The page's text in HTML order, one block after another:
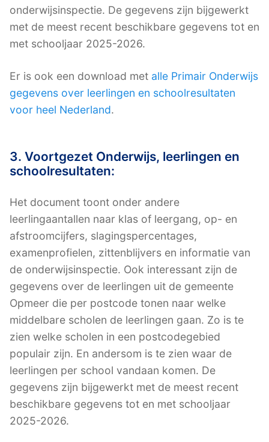
onderwijsinspectie. De gegevens zijn bijgewerkt
met de meest recent beschikbare gegevens tot en
met schooljaar 2025-2026.
Er is ook een download met alle Primair Onderwijs
gegevens over leerlingen en schoolresultaten
voor heel Nederland.
3. Voortgezet Onderwijs, leerlingen en
schoolresultaten:
Het document toont onder andere
leerlingaantallen naar klas of leergang, op- en
afstroomcijfers, slagingspercentages,
examenprofielen, zittenblijvers en informatie van
de onderwijsinspectie. Ook interessant zijn de
gegevens over de leerlingen uit de gemeente
Opmeer die per postcode tonen naar welke
middelbare scholen de leerlingen gaan. Zo is te
zien welke scholen in een postcodegebied
populair zijn. En andersom is te zien waar de
leerlingen per school vandaan komen. De
gegevens zijn bijgewerkt met de meest recent
beschikbare gegevens tot en met schooljaar
2025-2026.